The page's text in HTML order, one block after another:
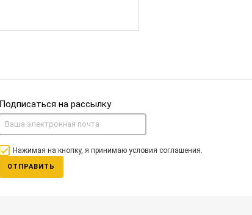
Подписаться на рассылку
Нажимая на кнопку, я принимаю условия соглашения.
ОТПРАВИТЬ